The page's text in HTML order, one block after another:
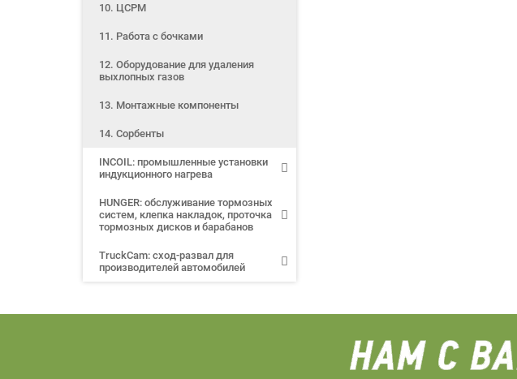
10. ЦСРМ
11. Работа с бочками
12. Оборудование для удаления
выхлопных газов
13. Монтажные компоненты
14. Сорбенты
INCOIL: промышленные установки
индукционного нагрева
HUNGER: обслуживание тормозных
систем, клепка накладок, проточка
тормозных дисков и барабанов
TruckCam: сход-развал для
производителей автомобилей